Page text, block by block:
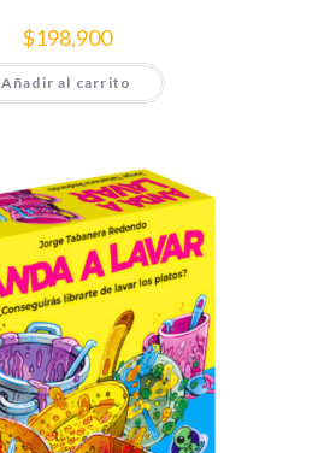
$198,900
Añadir al carrito